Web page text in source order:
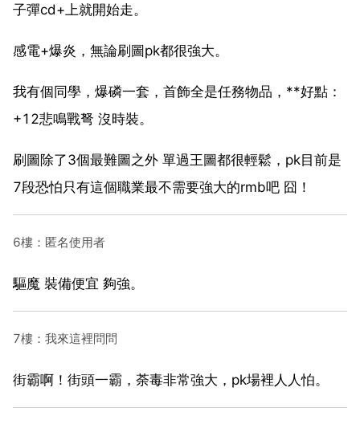
子彈cd+上就開始走。
感電+爆炎，無論刷圖pk都很強大。
我有個同學，爆磷一套，首飾全是任務物品，**好點：
+12悲鳴戰弩 沒時裝。
刷圖除了3個最難圖之外 單過王圖都很輕鬆，pk目前是
7段恐怕只有這個職業最不需要強大的rmb吧 囧！
6樓：匿名使用者
驅魔 裝備便宜 夠強。
7樓：我來這裡問問
街霸啊！街頭一霸，荼毒非常強大，pk場裡人人怕。